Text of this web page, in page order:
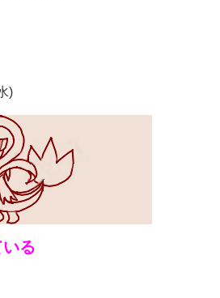
)
る